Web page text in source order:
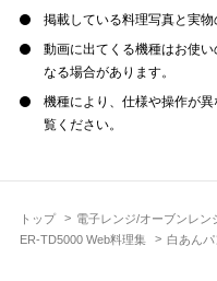
トップ 電子レンジ/オーブンレン
ER-TD5000 Web料理集
白あんパ
掲載している料理写真と実物
動画に出てくる機種はお使
なる場合があります。
機種により、仕様や操作が
覧ください。